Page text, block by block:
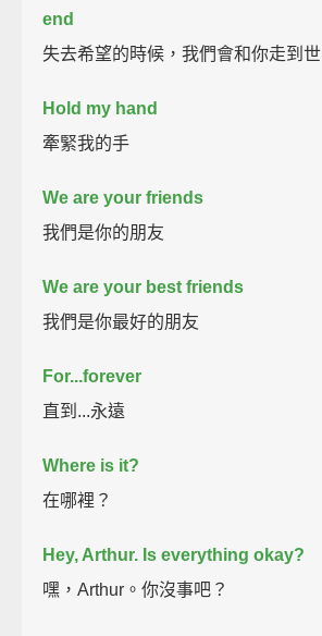
end
失去希望的時候，我們會和你走到
Hold my hand
牽緊我的手
We are your friends
我們是你的朋友
We are your best friends
我們是你最好的朋友
For...forever
直到...永遠
Where is it?
在哪裡？
Hey, Arthur. Is everything okay?
嘿，Arthur。你沒事吧？